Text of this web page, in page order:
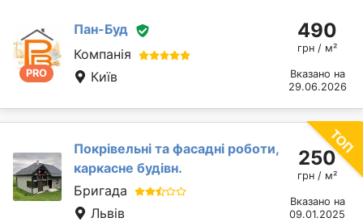
PRO
Пан-Буд
Компанія
Київ
490
грн / м²
Вказано на
29.06.2026
Покрівельні та фасадні роботи,
каркасне будівн.
Бригада
Львів
250
грн / м²
Вказано на
09.01.2025